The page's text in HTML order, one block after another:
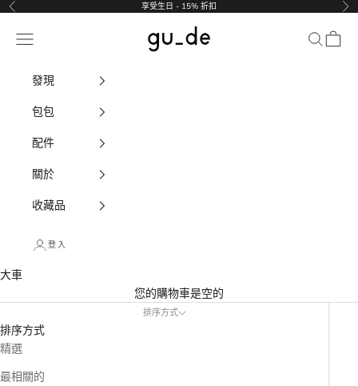
跳至內容
以前的 享受生日 - 15% 折扣 下
gu_de
導航選單 搜尋大車
發現
包包
配件
關於
收藏品
登入
大車
您的購物車是空的
排序方式
排序方式
精選
最相關的